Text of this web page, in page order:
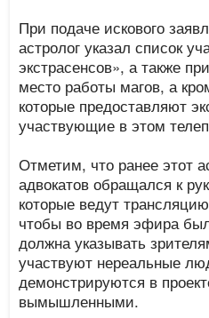
При подаче искового
астролог указал список
экстрасенсов», а также
место работы магов, а
которые предоставляют
участвующие в этом
Отметим, что ранее этот
адвокатов обращался к
которые ведут
чтобы во время эфира
должна указывать
участвуют нереальные
демонстрируются в
вымышленными.